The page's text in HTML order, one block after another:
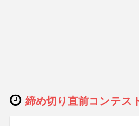
締め切り直前コンテス